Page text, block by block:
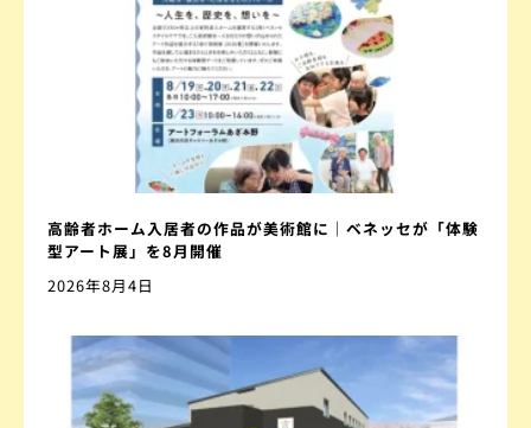
高齢者ホーム入居者の作品が美術館に｜ベネッセが「体験
型アート展」を8月開催
2026年8月4日